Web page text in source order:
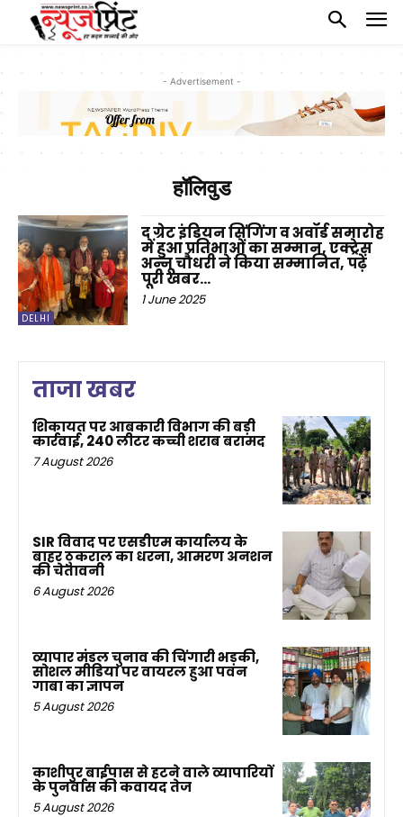
- Advertisement -
हॉलिवुड
DELHI
द ग्रेट इंडियन सिंगिंग व अवॉर्ड समारोह
में हुआ प्रतिभाओं का सम्मान, एक्ट्रेस
अन्नू चौधरी ने किया सम्मानित, पढ़ें
पूरी खबर…
1 June 2025
ताजा खबर
शिकायत पर आबकारी विभाग की बड़ी
कार्रवाई, 240 लीटर कच्ची शराब बरामद
7 August 2026
SIR विवाद पर एसडीएम कार्यालय के
बाहर ठुकराल का धरना, आमरण अनशन
की चेतावनी
6 August 2026
व्यापार मंडल चुनाव की चिंगारी भड़की,
सोशल मीडिया पर वायरल हुआ पवन
गाबा का ज्ञापन
5 August 2026
काशीपुर बाईपास से हटने वाले व्यापारियों
के पुनर्वास की कवायद तेज
5 August 2026